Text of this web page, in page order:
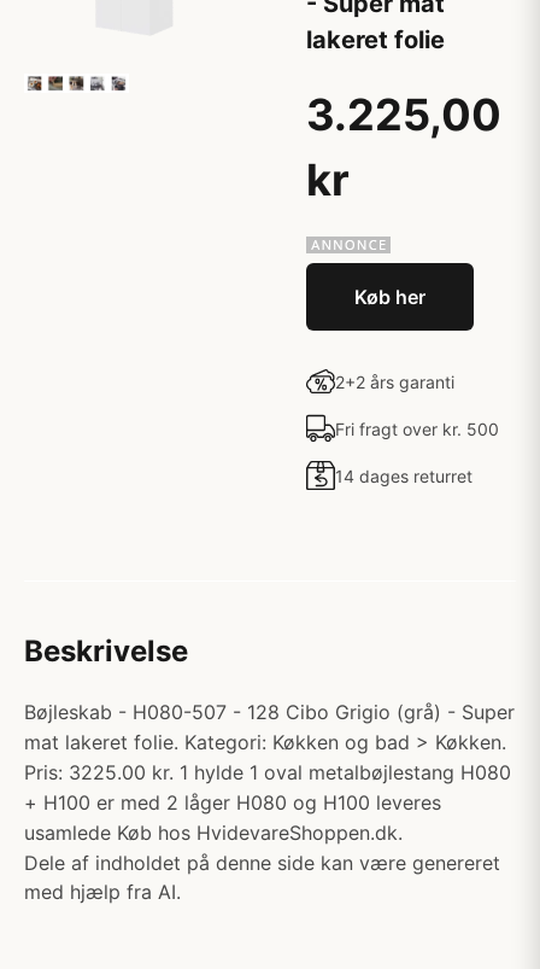
lakeret folie
3.225,00
kr
Køb her
2+2 års garanti
Fri fragt over kr. 500
14 dages returret
Beskrivelse
Bøjleskab - H080-507 - 128 Cibo Grigio (grå) - Super
mat lakeret folie. Kategori: Køkken og bad > Køkken.
Pris: 3225.00 kr. 1 hylde 1 oval metalbøjlestang H080
+ H100 er med 2 låger H080 og H100 leveres
usamlede Køb hos HvidevareShoppen.dk.
Dele af indholdet på denne side kan være genereret
med hjælp fra AI.